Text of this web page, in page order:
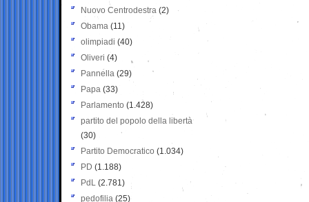
Nuovo Centrodestra (2)
Obama (11)
olimpiadi (40)
Oliveri (4)
Pannella (29)
Papa (33)
Parlamento (1.428)
partito del popolo della libertà
(30)
Partito Democratico (1.034)
PD (1.188)
PdL (2.781)
pedofilia (25)